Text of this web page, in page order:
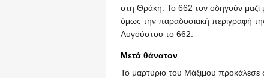
στη Θράκη. Το 662 τον οδηγούν μαζί
όμως την παραδοσιακή περιγραφή
Αυγούστου το 662.
Μετά θάνατον
Το μαρτύριο του Μάξιμου προκάλεσε